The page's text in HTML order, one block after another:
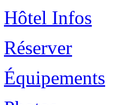
Hôtel Infos
Réserver
Équipements